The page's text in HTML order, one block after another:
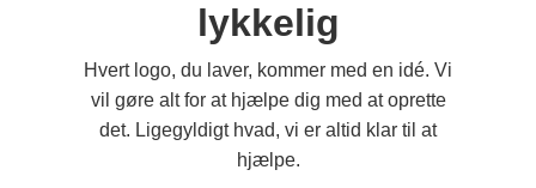
lykkelig
Hvert logo, du laver, kommer med en idé. Vi
vil gøre alt for at hjælpe dig med at oprette
det. Ligegyldigt hvad, vi er altid klar til at
hjælpe.